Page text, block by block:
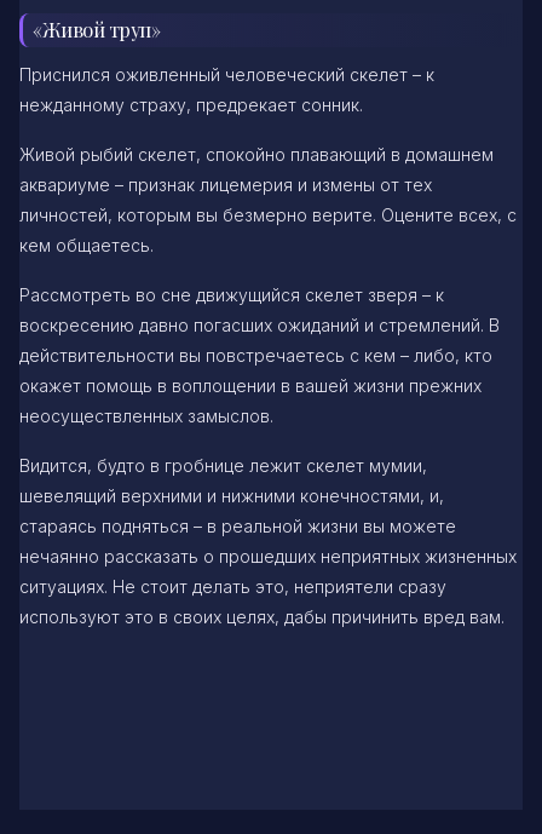
«Живой труп»
Приснился оживленный человеческий скелет – к
нежданному страху, предрекает сонник.
Живой рыбий скелет, спокойно плавающий в домашнем
аквариуме – признак лицемерия и измены от тех
личностей, которым вы безмерно верите. Оцените всех, с
кем общаетесь.
Рассмотреть во сне движущийся скелет зверя – к
воскресению давно погасших ожиданий и стремлений. В
действительности вы повстречаетесь с кем – либо, кто
окажет помощь в воплощении в вашей жизни прежних
неосуществленных замыслов.
Видится, будто в гробнице лежит скелет мумии,
шевелящий верхними и нижними конечностями, и,
стараясь подняться – в реальной жизни вы можете
нечаянно рассказать о прошедших неприятных жизненных
ситуациях. Не стоит делать это, неприятели сразу
используют это в своих целях, дабы причинить вред вам.